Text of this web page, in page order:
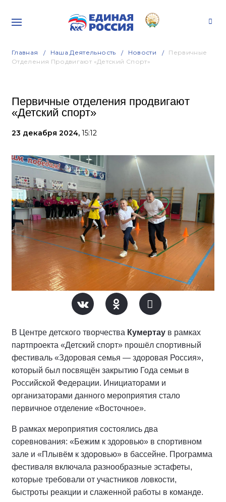
Главная Наша Деятельность Новости
Первичные
Отделения Продвигают «Детский Спорт»
Первичные отделения продвигают
«Детский спорт»
23 декабря 2024, 15:12
В Центре детского творчества Кумертау в рамках
партпроекта «Детский спорт» прошёл спортивный
фестиваль «Здоровая семья — здоровая Россия»,
который был посвящён закрытию Года семьи в
Российской Федерации. Инициаторами и
организаторами данного мероприятия стало
первичное отделение «Восточное».
В рамках мероприятия состоялись два
соревнования: «Бежим к здоровью» в спортивном
зале и «Плывём к здоровью» в бассейне. Программа
фестиваля включала разнообразные эстафеты,
которые требовали от участников ловкости,
быстроты реакции и слаженной работы в команде.